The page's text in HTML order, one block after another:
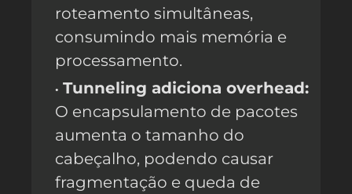
roteamento simultâneas,
consumindo mais memória e
processamento.
Tunneling adiciona overhead:
O encapsulamento de pacotes
aumenta o tamanho do
cabeçalho, podendo causar
fragmentação e queda de